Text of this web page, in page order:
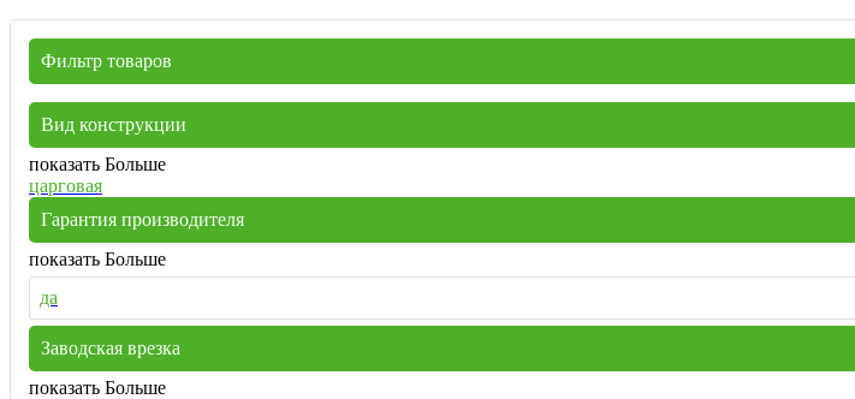
Фильтр товаров
Вид конструкции
показать Больше
царговая
Гарантия производителя
показать Больше
да
Заводская врезка
показать Больше